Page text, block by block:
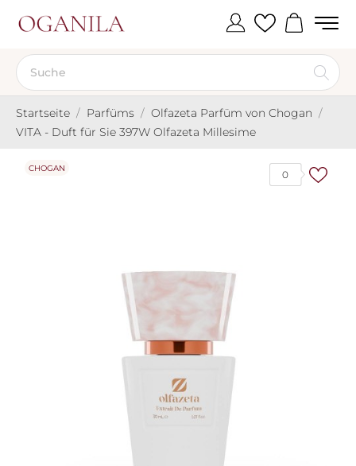
Startseite Parfüms
Olfazeta Parfüm von Chogan
VITA - Duft für Sie 397W Olfazeta Millesime
0
CHOGAN